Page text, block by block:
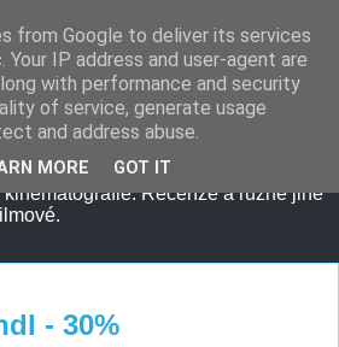
Recenze a různé jiné
- 30%
from Google to deliver its services
IP address and user-agent are
with performance and security
of service, generate usage
and address abuse.
MORE GOT IT